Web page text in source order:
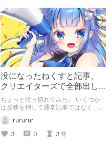
没になったねくすと記事、
クリエイターズで全部出し
てみます。
ちょっと吹っ切れてみた。 いくつか
は反映を押して通常記事ではなく、ク
リエイター記事として出してみようか
なと。rururur
3
0 3 分